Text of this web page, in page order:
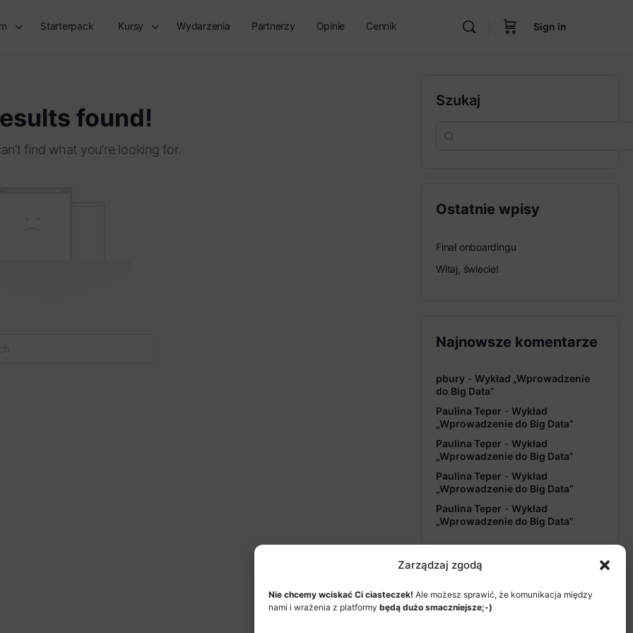
Zarządzaj zgodą
Nie chcemy wciskać Ci ciasteczek! Ale możesz sprawić, że komunikacja między
nami i wrażenia z platformy będą dużo smaczniejsze;-)
Starterpack Kursy Wydarzenia Partnerzy Opinie Cennik Sign in
found!
find what you’re looking for.
Szukaj
Ostatnie wpisy
Finał onboardingu
Witaj, świecie!
Najnowsze komentarze
pbury - Wykład „Wprowadzenie
do Big Data”
Paulina Teper - Wykład
„Wprowadzenie do Big Data”
Paulina Teper - Wykład
„Wprowadzenie do Big Data”
Paulina Teper - Wykład
„Wprowadzenie do Big Data”
Paulina Teper - Wykład
„Wprowadzenie do Big Data”